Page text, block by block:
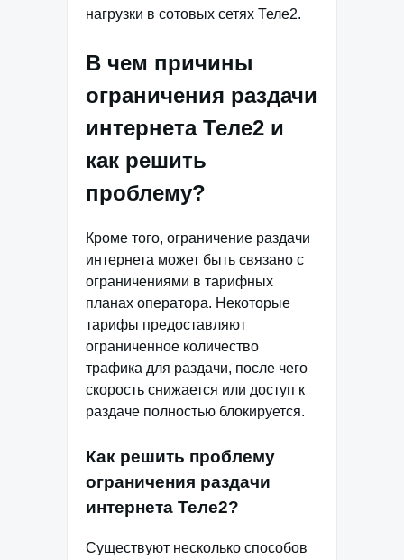
нагрузки в сотовых сетях Теле2.
В чем причины
ограничения раздачи
интернета Теле2 и
как решить
проблему?
Кроме того, ограничение раздачи
интернета может быть связано с
ограничениями в тарифных
планах оператора. Некоторые
тарифы предоставляют
ограниченное количество
трафика для раздачи, после чего
скорость снижается или доступ к
раздаче полностью блокируется.
Как решить проблему
ограничения раздачи
интернета Теле2?
Существуют несколько способов